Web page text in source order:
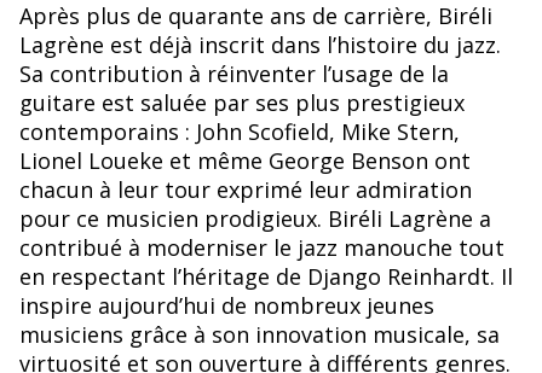
Après plus de quarante ans de carrière, Biréli
Lagrène est déjà inscrit dans l’histoire du jazz.
Sa contribution à réinventer l’usage de la
guitare est saluée par ses plus prestigieux
contemporains : John Scofield, Mike Stern,
Lionel Loueke et même George Benson ont
chacun à leur tour exprimé leur admiration
pour ce musicien prodigieux. Biréli Lagrène a
contribué à moderniser le jazz manouche tout
en respectant l’héritage de Django Reinhardt. Il
inspire aujourd’hui de nombreux jeunes
musiciens grâce à son innovation musicale, sa
virtuosité et son ouverture à différents genres.